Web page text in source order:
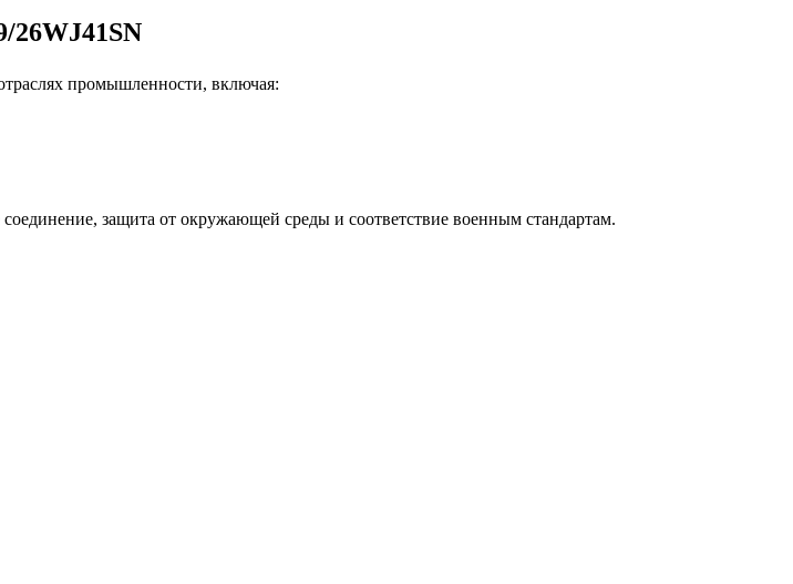
26WJ41SN
промышленности, включая:
защита от окружающей среды и соответствие военным стандартам.